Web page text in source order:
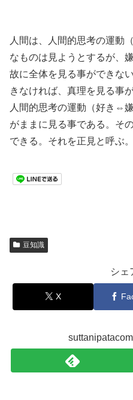
人間は、人間的思考の運動
なものは見ようとするが、
故に全体を見る事ができな
きなければ、真理を見る事
人間的思考の運動（好き⇔
がままに見る事である。そ
できる。それを正見と呼ぶ。
豆知識
シェ
X